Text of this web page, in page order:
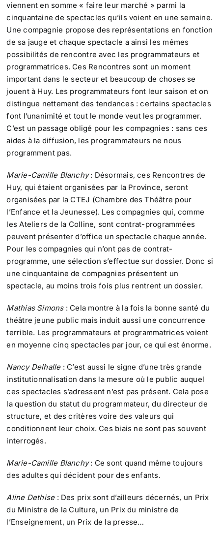
viennent en somme « faire leur marché » parmi la
cinquantaine de spectacles qu’ils voient en une semaine.
Une compagnie propose des représentations en fonction
de sa jauge et chaque spectacle a ainsi les mêmes
possibilités de rencontre avec les programmateurs et
programmatrices. Ces Rencontres sont un moment
important dans le secteur et beaucoup de choses se
jouent à Huy. Les programmateurs font leur saison et on
distingue nettement des tendances : certains spectacles
font l’unanimité et tout le monde veut les programmer.
C’est un passage obligé pour les compagnies : sans ces
aides à la diffusion, les programmateurs ne nous
programment pas.
Marie-Camille Blanchy: Désormais, ces Rencontres de
Huy, qui étaient organisées par la Province, seront
organisées par la CTEJ (Chambre des Théâtre pour
l’Enfance et la Jeunesse). Les compagnies qui, comme
les Ateliers de la Colline, sont contrat-programmées
peuvent présenter d’office un spectacle chaque année.
Pour les compagnies qui n’ont pas de contrat-
programme, une sélection s’effectue sur dossier. Donc si
une cinquantaine de compagnies présentent un
spectacle, au moins trois fois plus rentrent un dossier.
Mathias Simons: Cela montre à la fois la bonne santé du
théâtre jeune public mais induit aussi une concurrence
terrible. Les programmateurs et programmatrices voient
en moyenne cinq spectacles par jour, ce qui est énorme.
Nancy Delhalle: C’est aussi le signe d’une très grande
institutionnalisation dans la mesure où le public auquel
ces spectacles s’adressent n’est pas présent. Cela pose
la question du statut du programmateur, du directeur de
structure, et des critères voire des valeurs qui
conditionnent leur choix. Ces biais ne sont pas souvent
interrogés.
Marie-Camille Blanchy: Ce sont quand même toujours
des adultes qui décident pour des enfants.
Aline Dethise: Des prix sont d’ailleurs décernés, un Prix
du Ministre de la Culture, un Prix du ministre de
l’Enseignement, un Prix de la presse…